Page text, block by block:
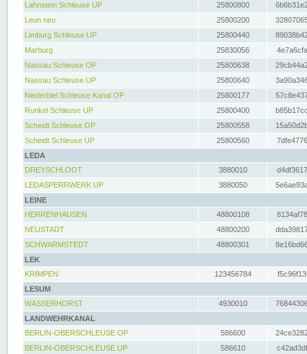
Lahnstein Schleuse UP
25800800
Leun neu
25800200
Limburg Schleuse UP
25800440
Marburg
25830056
Nassau Schleuse OP
25800638
Nassau Schleuse UP
25800640
Niederbiel Schleuse Kanal OP
25800177
Runkel Schleuse UP
25800400
Scheidt Schleuse OP
25800558
Scheidt Schleuse UP
25800560
LEDA
DREYSCHLOOT
3880010
LEDASPERRWERK UP
3880050
LEINE
HERRENHAUSEN
48800108
NEUSTADT
48800200
SCHWARMSTEDT
48800301
LEK
KRIMPEN
123456784
LESUM
WASSERHORST
4930010
LANDWEHRKANAL
BERLIN-OBERSCHLEUSE OP
586600
BERLIN-OBERSCHLEUSE UP
586610